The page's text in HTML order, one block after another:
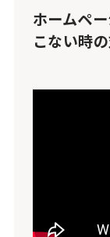
ホームペ
こない時